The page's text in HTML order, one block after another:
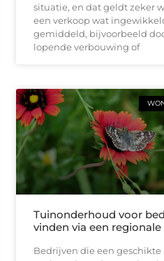
situatie, en dat geldt zeker
een verkoop wat
gemiddeld, bijvoorbeeld
lopende verbouwing of
Tuinonderhoud voor
vinden via een regionale
Bedrijven die een geschikte